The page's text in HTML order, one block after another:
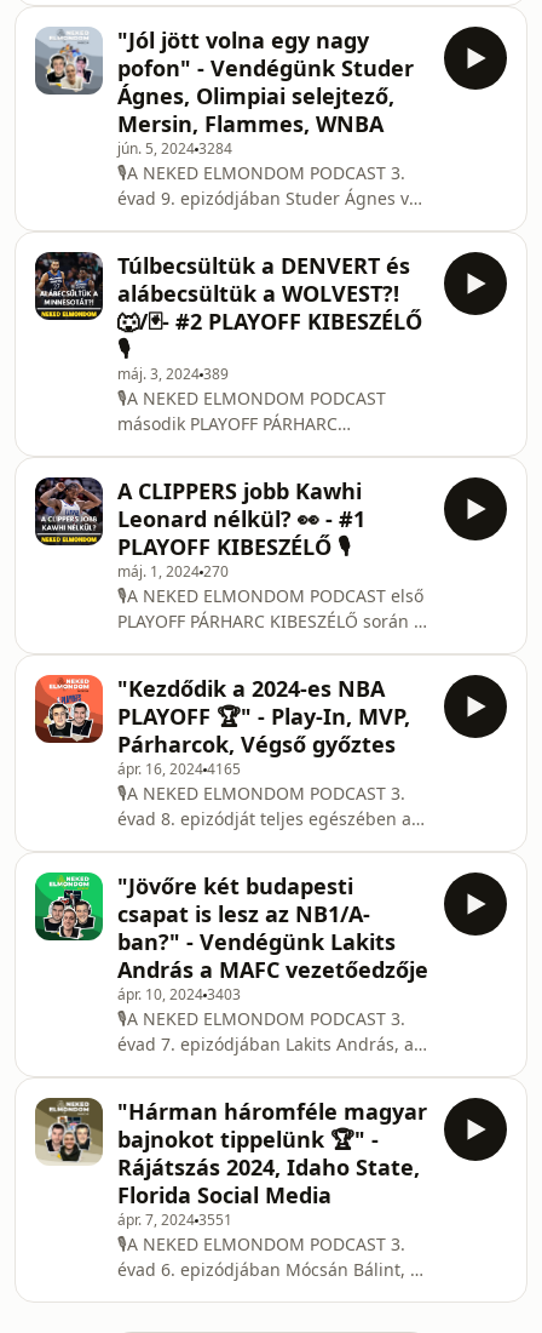
kihívásokról és azokról az okokról is,
amik a sikertelen eredmények mögött
állhattak. Ezenfelül Taki mesélt
nekünk a sérüléséről és az új
csapatával kapcsolatos céljairól is.
Mindezek mellett szót ejtettünk a
Wimblendonról, az EB-ról és az
aktuális NBA történésekről is.
"Jól jött volna egy nagy
pofon" - Vendégünk Studer
Ágnes, Olimpiai selejtező,
Mersin, Flammes, WNBA
jún. 5, 20243284
🎙️A NEKED ELMONDOM PODCAST 3.
évad 9. epizódjában Studer Ágnes volt
törökországi és franciaországi
csapatokról is. Ági elmesélte, hogy
milyen kihívásokkal kellett
szembenéznie az első légiós éve
során. Természetesen a februári
olimpiai selejtező tornáról is
kérdeztük Ágit. Ezenfelül szót
ejtettünk a Caitlin Clark jelenségről és
a WNB
Túlbecsültük a DENVERT és
alábecsültük a WOLVEST?!
🐺/🃏- #2 PLAYOFF KIBESZÉLŐ
🎙️
máj. 3, 2024389
🎙️A NEKED ELMONDOM PODCAST
második PLAYOFF PÁRHARC
górcső alá. A DENVER 4-1-re győzött a
LAKERS ellen az első körben. Utólag
simának tűnhet a párharc, de kétszer
is Murray utolsó másodperces dobása
döntött. A MINNESOTA sokak
meglepetésére 4-0-ra győzött a SUNS
ellen. A KD, Booker, Bradley triónak
nem volt válasza a MINNESOTA
játékára. Szerin
A CLIPPERS jobb Kawhi
Leonard nélkül? 👀 - #1
PLAYOFF KIBESZÉLŐ 🎙️
máj. 1, 2024270
🎙️A NEKED ELMONDOM PODCAST első
PLAYOFF PÁRHARC KIBESZÉLŐ során a
állás jelenleg 2-2. Eddig amikor
Leonard játszott, akkor kétszer
kikapott a Clippers. Nélküle kétszer
nyertek. Vajon Leonard nélkül jobb a
Clippers? Tartsatok velünk ebben az
adásban is!
"Kezdődik a 2024-es NBA
PLAYOFF 🏆" - Play-In, MVP,
Párharcok, Végső győztes
ápr. 16, 20244165
🎙️A NEKED ELMONDOM PODCAST 3.
évad 8. epizódját teljes egészében az
tippjeinkre, illetve beszélgettünk az
idei végső esélyesekről is. Az
alapszakasz potenciális díjazottjairól
is szót ejtettünk, továbbá az összes
párharcról részletesen beszélgettünk.
Tartsatok velünk ebben az adásban is!
"Jövőre két budapesti
csapat is lesz az NB1/A-
ban?" - Vendégünk Lakits
András a MAFC vezetőedzője
ápr. 10, 20243403
🎙️A NEKED ELMONDOM PODCAST 3.
évad 7. epizódjában Lakits András, a
Kupáról és a Hepp Kupáról is.
Továbbá a másodosztály rájátszás
párharcait is végigvettük. Szerinted ki
fog feljutni idén az első osztályba?
"Hárman háromféle magyar
bajnokot tippelünk 🏆" -
Rájátszás 2024, Idaho State,
Florida Social Media
ápr. 7, 20243551
🎙️A NEKED ELMONDOM PODCAST 3.
évad 6. epizódjában Mócsán Bálint, a